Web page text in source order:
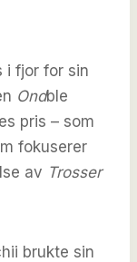
i fjor for sin
Ondble
pris – som
fokuserer
av Trosser
brukte sin